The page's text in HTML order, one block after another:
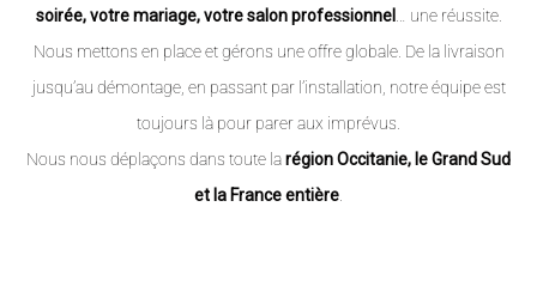
soirée, votre mariage, votre salon professionnel … une réussite.
Nous mettons en place et gérons une offre globale. De la livraison
jusqu’au démontage, en passant par l’installation, notre équipe est
toujours là pour parer aux imprévus.
Nous nous déplaçons dans toute larégion Occitanie, le Grand Sud
et la France entière.